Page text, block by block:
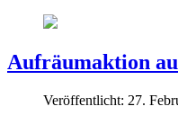
Aufräumaktion
Veröffentlicht: 27.